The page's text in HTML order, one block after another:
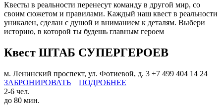
Квесты в реальности перенесут команду в другой мир, со
своим сюжетом и правилами. Каждый наш квест в реальности
уникален, сделан с душой и вниманием к деталям. Выбери
историю, в которой ты будешь главным героем
Квест ШТАБ СУПЕРГЕРОЕВ
м. Ленинский проспект, ул. Фотиевой, д. 3 +7 499 404 14 24
ЗАБРОНИРОВАТЬ
ПОДРОБНЕЕ
2-6 чел.
до 80 мин.